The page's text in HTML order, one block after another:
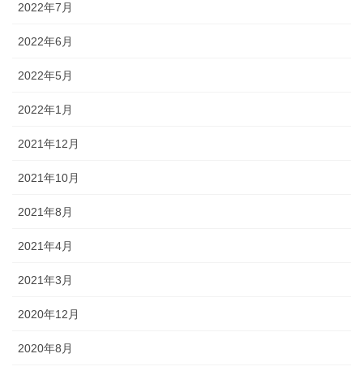
2022年7月
2022年6月
2022年5月
2022年1月
2021年12月
2021年10月
2021年8月
2021年4月
2021年3月
2020年12月
2020年8月